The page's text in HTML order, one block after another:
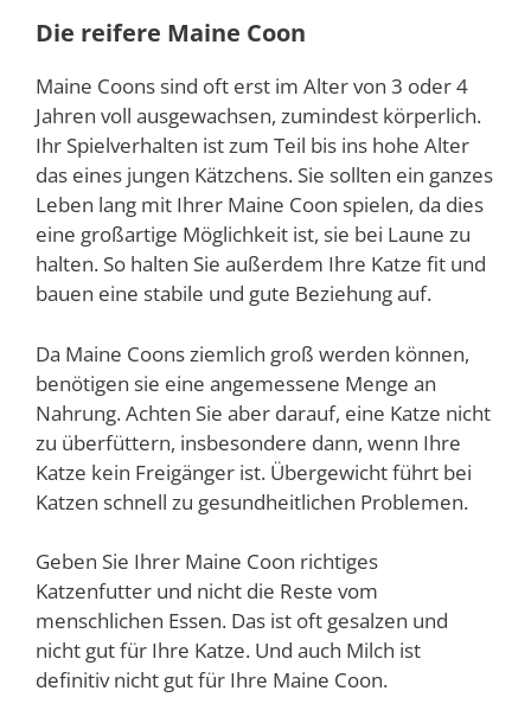
Die reifere Maine Coon
Maine Coons sind oft erst im Alter von 3 oder 4
Jahren voll ausgewachsen, zumindest körperlich.
Ihr Spielverhalten ist zum Teil bis ins hohe Alter
das eines jungen Kätzchens. Sie sollten ein ganzes
Leben lang mit Ihrer Maine Coon spielen, da dies
eine großartige Möglichkeit ist, sie bei Laune zu
halten. So halten Sie außerdem Ihre Katze fit und
bauen eine stabile und gute Beziehung auf.
Da Maine Coons ziemlich groß werden können,
benötigen sie eine angemessene Menge an
Nahrung. Achten Sie aber darauf, eine Katze nicht
zu überfüttern, insbesondere dann, wenn Ihre
Katze kein Freigänger ist. Übergewicht führt bei
Katzen schnell zu gesundheitlichen Problemen.
Geben Sie Ihrer Maine Coon richtiges
Katzenfutter und nicht die Reste vom
menschlichen Essen. Das ist oft gesalzen und
nicht gut für Ihre Katze. Und auch Milch ist
definitiv nicht gut für Ihre Maine Coon.